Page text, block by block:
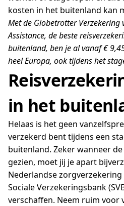
kosten in het buitenland kan
Met de Globetrotter Verzekering
Assistance, de beste
buitenland, ben je al vanaf €
heel Europa, ook tijdens het
in het
Helaas is het geen
verzekerd bent tijdens een
buitenland. Zeker wanneer
gezien, moet jij je apart
Nederlandse
Sociale Verzekeringsbank
verschaffen. Neem ruim voor